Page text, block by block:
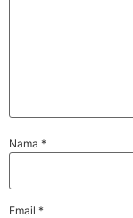
Nama *
Email *